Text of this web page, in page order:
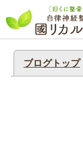
ブログトップ